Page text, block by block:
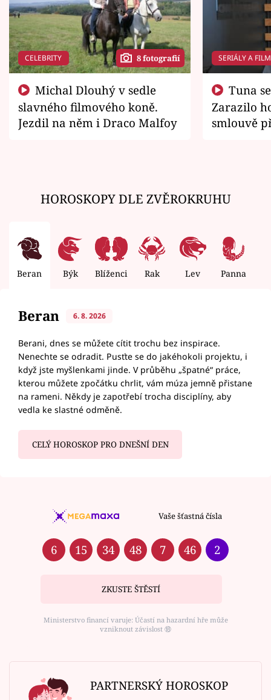
CELEBRITY 8 fotografií
slavného filmového koně.
Jezdil na něm i Draco Malfoy
SERIÁLY A
Zarazilo
smlouvě
HOROSKOPY DLE ZVĚROKRUHU
Beran Býk Blíženci Rak Lev Panna
Beran 6. 8. 2026
Berani, dnes se můžete cítit trochu bez inspirace.
Nenechte se odradit. Pusťte se do jakéhokoli projektu, i
když jste myšlenkami jinde. V průběhu „špatné“ práce,
kterou můžete zpočátku chrlit, vám múza jemně přistane
na rameni. Někdy je zapotřebí trocha disciplíny, aby
vedla ke slastné odměně.
CELÝ HOROSKOP PRO DNEŠNÍ DEN
Vaše šťastná čísla
6 15 34 48 7 46 2
ZKUSTE ŠTĚSTÍ
Ministerstvo financí varuje: Účastí na hazardní hře může
vzniknout závislost ⑱
PARTNERSKÝ HOROSKOP